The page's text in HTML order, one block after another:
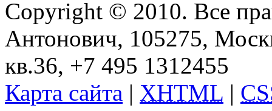
Copyright © 2010. Все
Антонович, 105275,
кв.36, +7 495 1312455
Карта сайта | XHTML |